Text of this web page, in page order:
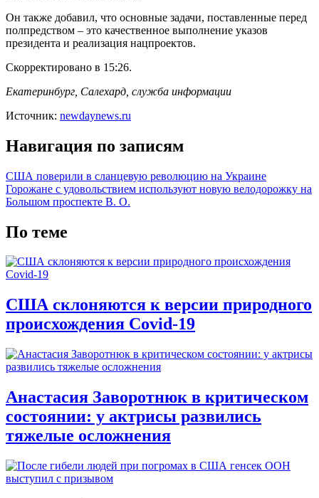
Он также добавил, что основные задачи, поставленные перед
полпредством – это качественное выполнение указов
президента и реализация нацпроектов.
Скорректировано в 15:26.
Екатеринбург, Салехард, служба информации
Источник: newdaynews.ru
Навигация по записям
США поверили в сланцевую революцию на Украине
Горожане с удовольствием используют новую велодорожку на
Большом проспекте В. О.
По теме
США склоняются к версии природного
происхождения Covid-19
Анастасия Заворотнюк в критическом
состоянии: у актрисы развились
тяжелые осложнения